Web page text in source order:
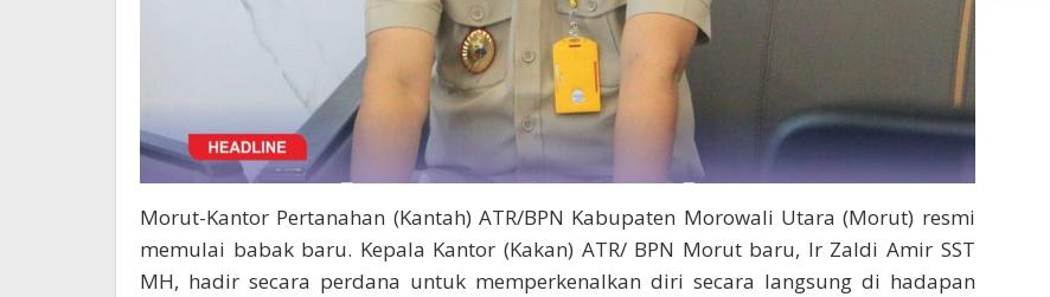
Morut-Kantor Pertanahan (Kantah) ATR/BPN Kabupaten Morowali Utara (Morut) resmi
memulai babak baru. Kepala Kantor (Kakan) ATR/ BPN Morut baru, Ir Zaldi Amir SST
MH, hadir secara perdana untuk memperkenalkan diri secara langsung di hadapan